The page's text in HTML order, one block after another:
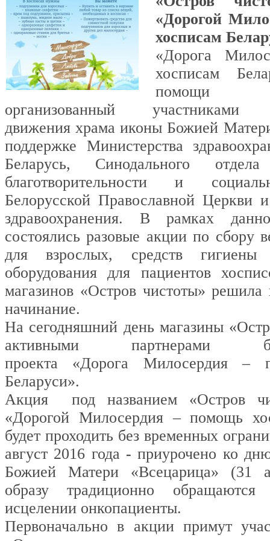
«Дорогой
хосписам
«Дорога
хосписам
помощи
организованный участниками
движения храма иконы Божией
поддержке Министерства
Беларусь, Синодального
благотворительности и
Белорусской Православной Церкви
здравоохранения. В рамках
состоялись разовые акции по сбору
для взрослых, средств гигиены
оборудования для пациентов
магазинов «Остров чистоты» решила
начинание.
На сегодняшний день магазины
активными партнерами
проекта «Дорога Милосердия ‒
Беларуси».
Акция под названием «Остров
«Дорогой Милосердия – помощь
будет проходить без временных
август 2016 года -приурочено ко
Божией Матери «Всецарица» (31
образу традиционно
исцелении онкопациенты.
Первоначально в акции примут